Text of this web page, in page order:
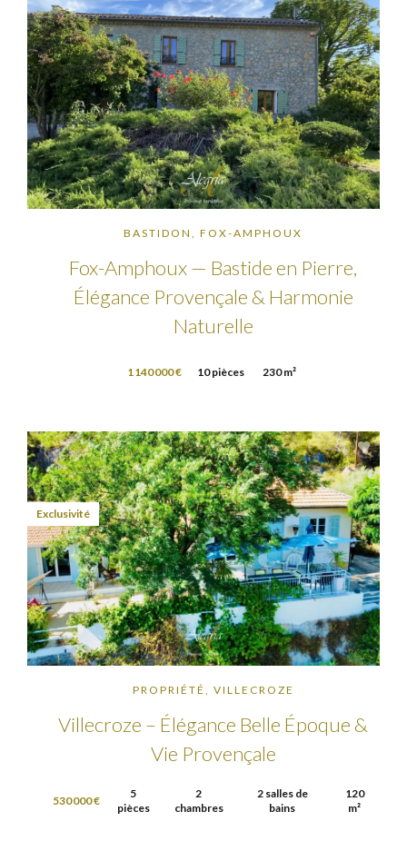
BASTIDON, FOX-AMPHOUX
Fox-Amphoux — Bastide en Pierre,
Élégance Provençale & Harmonie
Naturelle
1 140 000 € 10 pièces 230 m²
PROPRIÉTÉ, VILLECROZE
Villecroze – Élégance Belle Époque &
Vie Provençale
530 000 €
5
pièces
2
chambres
2 salles de
bains
120
m²
Exclusivité